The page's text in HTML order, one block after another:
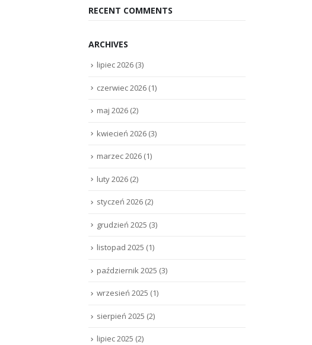
RECENT COMMENTS
ARCHIVES
lipiec 2026 (3)
czerwiec 2026 (1)
maj 2026 (2)
kwiecień 2026 (3)
marzec 2026 (1)
luty 2026 (2)
styczeń 2026 (2)
grudzień 2025 (3)
listopad 2025 (1)
październik 2025 (3)
wrzesień 2025 (1)
sierpień 2025 (2)
lipiec 2025 (2)